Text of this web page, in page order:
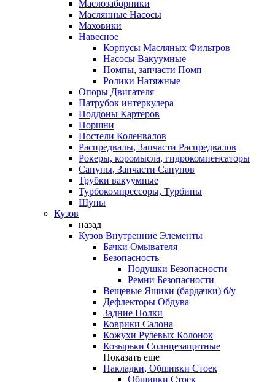
Маслозаборники
Маслянные Насосы
Маховики
Навесное
Корпусы Масляных Фильтров
Насосы Вакуумные
Помпы, запчасти Помп
Ролики Натяжные
Опоры Двигателя
Патрубок интеркулера
Поддоны Картеров
Поршни
Постели Коленвалов
Распредвалы, Запчасти Распредвалов
Рокеры, коромысла, гидрокомпенсаторы
Сапуны, Запчасти Сапунов
Трубки вакуумные
Турбокомпрессоры, Турбины
Щупы
Кузов
назад
Кузов Внутренние Элементы
Бачки Омывателя
Безопасность
Подушки Безопасности
Ремни Безопасности
Вещевые Ящики (бардачки) б/у
Дефлекторы Обдува
Задние Полки
Коврики Салона
Кожухи Рулевых Колонок
Козырьки Солнцезащитные
Показать еще
Накладки, Обшивки Стоек
Обшивки Стоек